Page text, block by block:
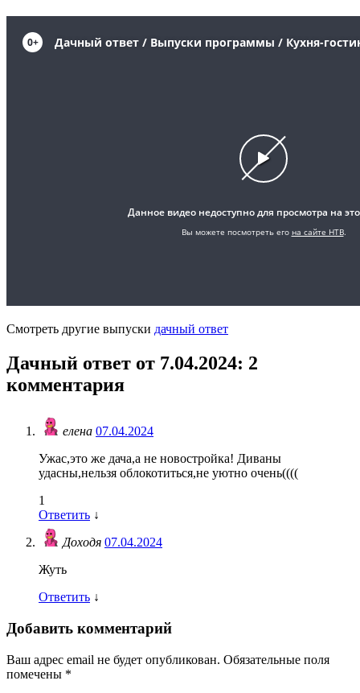
Смотреть другие выпуски дачный ответ
Дачный ответ от 7.04.2024: 2
комментария
елена 07.04.2024
Ужас,это же дача,а не новостройка! Диваны
удасны,нельзя облокотиться,не уютно очень((((
1
Ответить ↓
Доходя 07.04.2024
Жуть
Ответить ↓
Добавить комментарий
Ваш адрес email не будет опубликован. Обязательные поля
помечены *